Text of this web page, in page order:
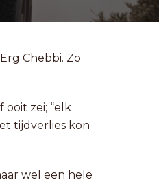
Chebbi. Zo
zei; “elk
tijdverlies kon
wel een hele